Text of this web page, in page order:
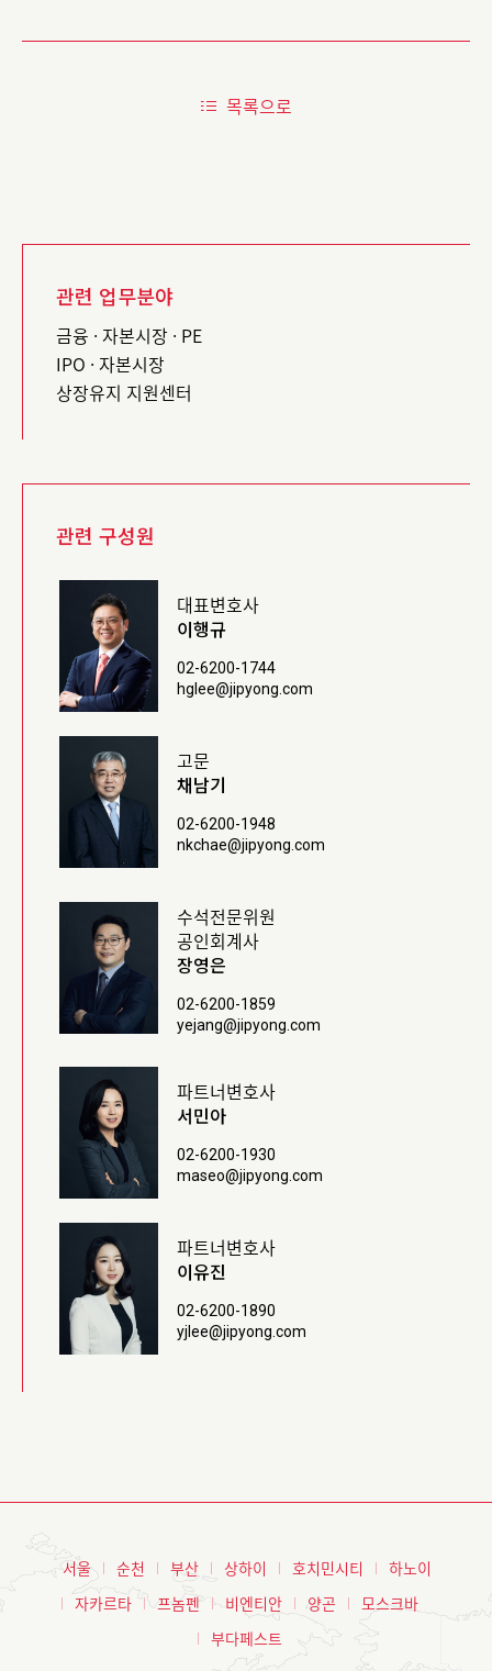
목록으로
관련 업무분야
금융 · 자본시장 · PE
IPO · 자본시장
상장유지 지원센터
관련 구성원
대표변호사
이행규
02-6200-1744
hglee@jipyong.com
고문
채남기
02-6200-1948
nkchae@jipyong.com
수석전문위원
공인회계사
장영은
02-6200-1859
yejang@jipyong.com
파트너변호사
서민아
02-6200-1930
maseo@jipyong.com
파트너변호사
이유진
02-6200-1890
yjlee@jipyong.com
서울 순천 부산 상하이 호치민시티
하노이
자카르타
프놈펜 비엔티안 양곤
모스크바
부다페스트